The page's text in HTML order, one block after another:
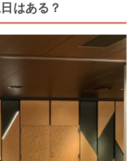
はある？